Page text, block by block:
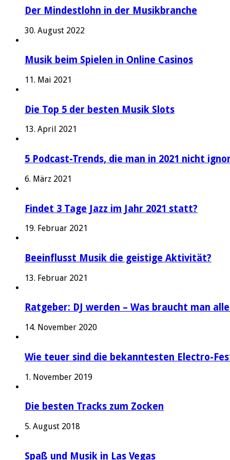
Der Mindestlohn in der Musikbranche
30. August 2022
Musik beim Spielen in Online Casinos
11. Mai 2021
Die Top 5 der besten Musik Slots
13. April 2021
5 Podcast-Trends, die man in 2021 nicht
6. März 2021
Findet 3 Tage Jazz im Jahr 2021 statt?
19. Februar 2021
Beeinflusst Musik die geistige Aktivität?
13. Februar 2021
Ratgeber: DJ werden – Was braucht man
14. November 2020
Wie teuer sind die bekanntesten Electro-
1. November 2019
Die besten Tracks zum Zocken
5. August 2018
Spaß und Musik in Las Vegas